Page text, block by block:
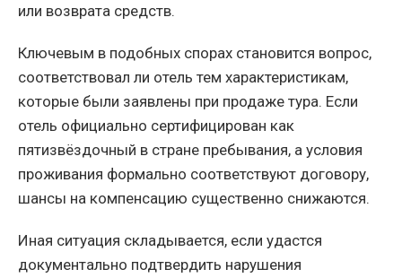
или возврата средств.
Ключевым в подобных спорах становится вопрос,
соответствовал ли отель тем характеристикам,
которые были заявлены при продаже тура. Если
отель официально сертифицирован как
пятизвёздочный в стране пребывания, а условия
проживания формально соответствуют договору,
шансы на компенсацию существенно снижаются.
Иная ситуация складывается, если удастся
документально подтвердить нарушения